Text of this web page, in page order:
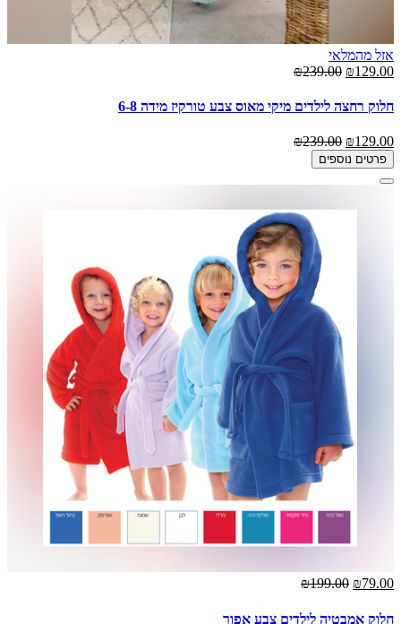
אזל מהמלאי
₪129.00
₪239.00
חלוק רחצה לילדים מיקי מאוס צבע טורקיז מידה 6-8
₪129.00
₪239.00
פרטים נוספים
₪79.00
₪199.00
חלוק אמבטיה לילדים צבע אפור